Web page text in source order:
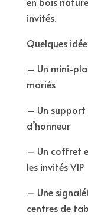
invités.
Quelques
– Un mini-
mariés
– Un
d’honneur
– Un coffret
les invités VIP
– Une
centres de